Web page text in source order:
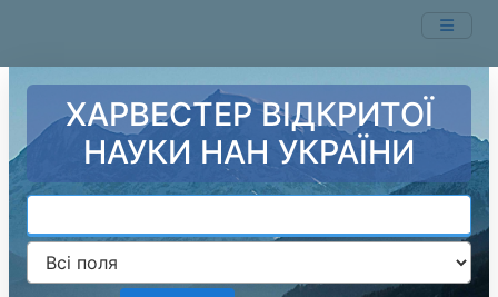
ХАРВЕСТЕР ВІДКРИТОЇ
НАУКИ НАН УКРАЇНИ